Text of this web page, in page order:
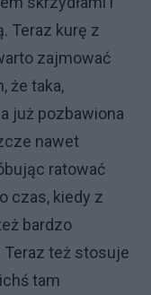
Teraz kurę z
zajmować
że taka,
już pozbawiona
nawet
ratować
czas, kiedy z
bardzo
Teraz też stosuje
tam